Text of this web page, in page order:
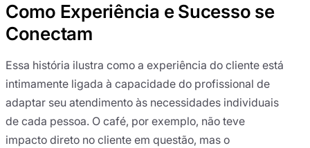
Como Experiência e Sucesso se
Conectam
Essa história ilustra como a experiência do cliente está
intimamente ligada à capacidade do profissional de
adaptar seu atendimento às necessidades individuais
de cada pessoa. O café, por exemplo, não teve
impacto direto no cliente em questão, mas o